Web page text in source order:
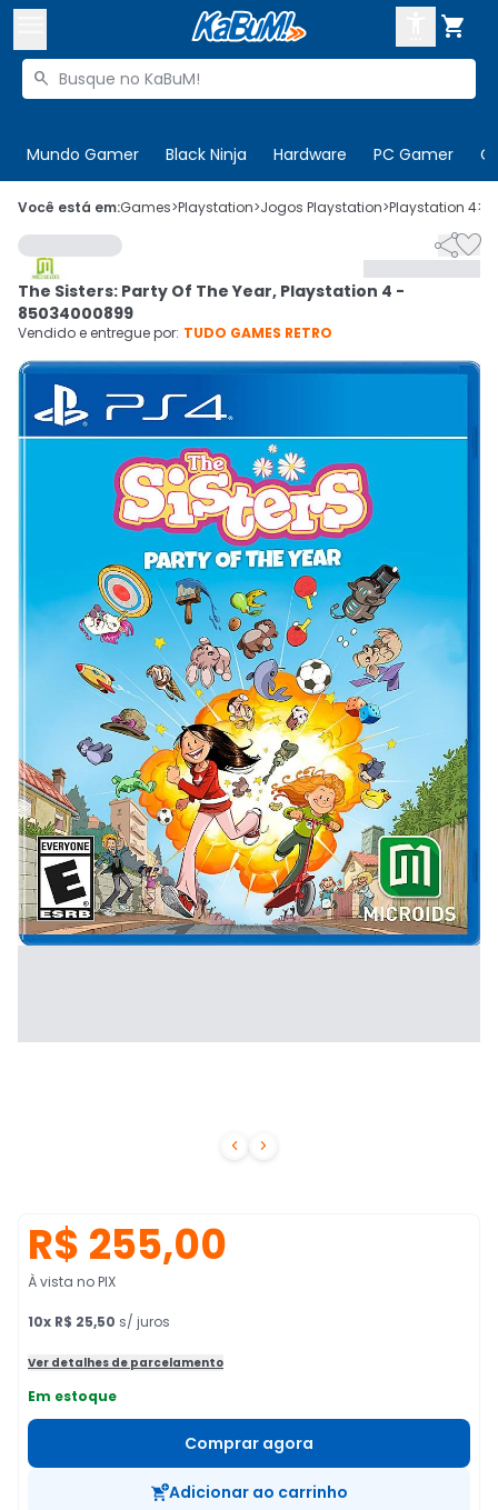

Buscar produtos

Mundo Gamer Black Ninja Hardware PC Gamer
 Olá. Acesse sua conta
 Departamentos
Cupons
Ativar tradutor em libras
CADASTRE-SE
Você está em:Games>Playstation>Jogos Playstation>Playstation 4>
 

The Sisters: Party Of The Year, Playstation 4 -
85034000899
Vendido e entregue por: TUDO GAMES RETRO
R$ 255,00
À vista no PIX
10x R$ 25,50 s/ juros
Ver detalhes de parcelamento
Em estoque
Comprar agora
Adicionar ao carrinho